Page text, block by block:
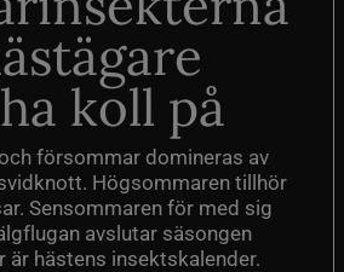
koll på
försommar domineras av
Högsommaren tillhör
Sensommaren för med sig
avslutar säsongen
är hästens insektskalender.